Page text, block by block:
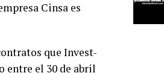
Cinsa es
que Invest-
entre el 30 de abril